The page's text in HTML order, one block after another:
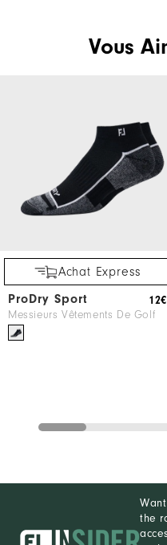
Vous
Achat Express
ProDry Sport
Messieurs Vêtements De Golf
12€
the